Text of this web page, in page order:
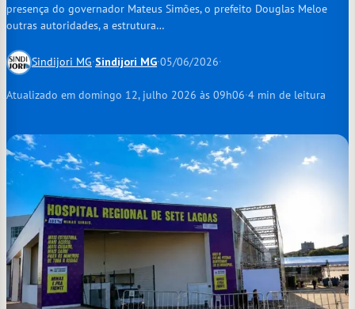
presença do governador Mateus Simões, o prefeito Douglas Meloe
outras autoridades, a estrutura…
Sindijori MG·Sindijori MG·05/06/2026·
Atualizado em domingo 12, julho 2026 às 09h06·4 min de leitura